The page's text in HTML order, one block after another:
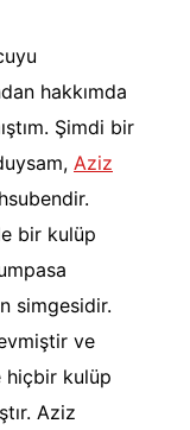
hakkımda
Şimdi bir
Aziz
bir kulüp
simgesidir.
ve
hiçbir kulüp
Aziz